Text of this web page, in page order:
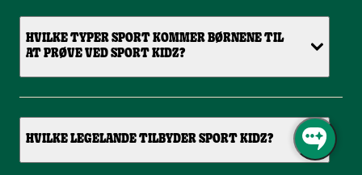
HVILKE TYPER SPORT KOMMER BØRNENE TIL
AT PRØVE VED SPORT KIDZ?
HVILKE LEGELANDE TILBYDER SPORT KIDZ?